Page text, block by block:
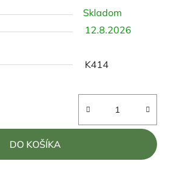
Skladom
12.8.2026
K414
DO KOŠÍKA